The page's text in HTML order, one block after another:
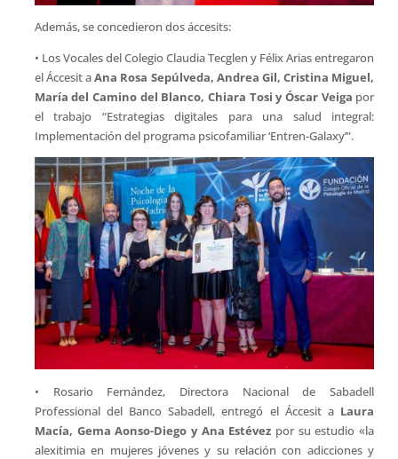
Además, se concedieron dos áccesits:
• Los Vocales del Colegio Claudia Tecglen y Félix Arias entregaron
el Áccesit aAna Rosa Sepúlveda, Andrea Gil, Cristina Miguel,
María del Camino del Blanco, Chiara Tosi y Óscar Veiga por
el trabajo “Estrategias digitales para una salud integral:
Implementación del programa psicofamiliar ‘Entren-Galaxy’”.
• Rosario Fernández, Directora Nacional de Sabadell
Professional del Banco Sabadell, entregó el Áccesit a Laura
Macía, Gema Aonso-Diego y Ana Estévez por su estudio «la
alexitimia en mujeres jóvenes y su relación con adicciones y